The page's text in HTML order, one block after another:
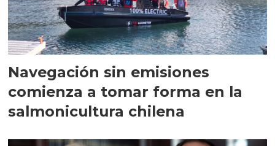
Navegación sin emisiones
comienza a tomar forma en la
salmonicultura chilena